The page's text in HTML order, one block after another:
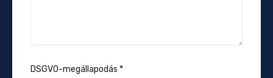
DSGVO-megállapodás *